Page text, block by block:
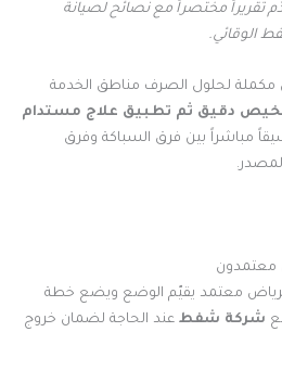
تقريراً مختصراً مع نصائح لصيانة
الوقائي.
لحلول الصرف مناطق الخدمة
دقيق ثم تطبيق علاج مستدام
مباشراً بين فرق السباكة وفرق
معتمدون
معتمد يقيّم الوضع ويضع خطة
شركة شفط عند الحاجة لضمان خروج